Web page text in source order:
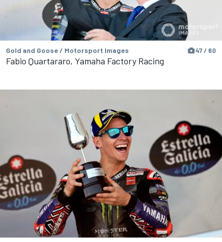
Gold and Goose / Motorsport Images 47 / 60
Fabio Quartararo, Yamaha Factory Racing